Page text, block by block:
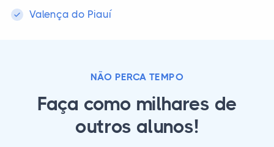
Valença do Piauí
NÃO PERCA TEMPO
Faça como milhares de
outros alunos!